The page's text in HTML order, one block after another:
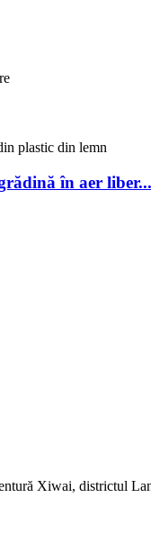
în aer liber...
Xiwai, districtul